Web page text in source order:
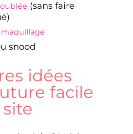
(sans faire
snood
idées
facile